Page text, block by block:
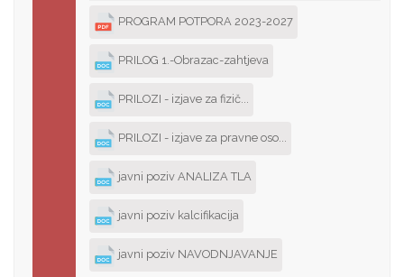
PROGRAM POTPORA 2023-2027
PRILOG 1.-Obrazac-zahtjeva
PRILOZI - izjave za fizič...
PRILOZI - izjave za pravne oso...
javni poziv ANALIZA TLA
javni poziv kalcifikacija
javni poziv NAVODNJAVANJE